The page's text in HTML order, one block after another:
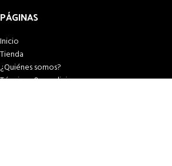
PÁGINAS
Inicio
Tienda
¿Quiénes somos?
Términos & condiciones